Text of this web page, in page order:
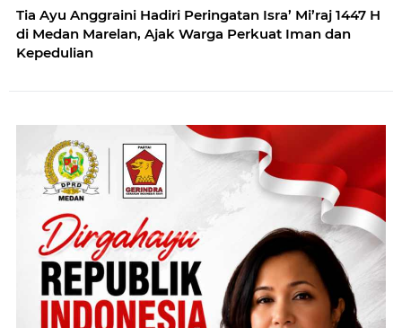
Tia Ayu Anggraini Hadiri Peringatan Isra’ Mi’raj 1447 H
di Medan Marelan, Ajak Warga Perkuat Iman dan
Kepedulian